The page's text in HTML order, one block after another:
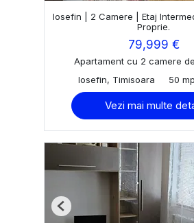
Iosefin | 2 Camere | Etaj
Proprie.
79,999 €
Apartament cu 2 camere
Iosefin, Timisoara
50 mp
Vezi mai multe
Previous